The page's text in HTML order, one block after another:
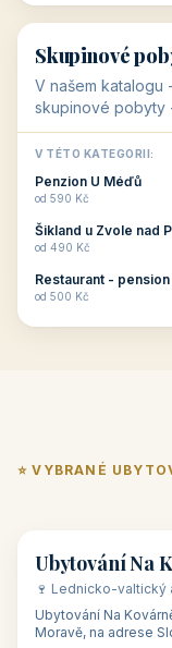
👥 32
Skupinové
V našem katalogu -
skupinové pobyty
pro Vás připraveny
objekty, které nabízí
ubytování skupin v
penzionech,
Budete překva...
V TÉTO KATEGORII:
Penzion U Méďů
od 590 Kč
od 490 Kč
Restaurant - pension
od 500 Kč
⭐ VYBRANÉ
🏡 penzion
Ubytování Na
🍷 Lednicko-valtický
Ubytování Na
Moravě, na adrese